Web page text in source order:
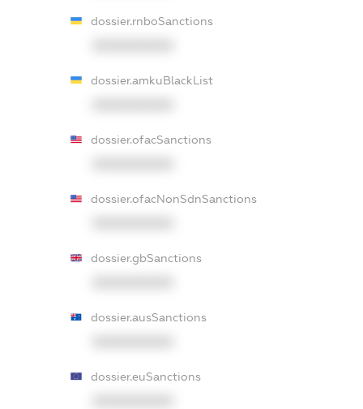
dossier.rnboSanctions
dossier.amkuBlackList
dossier.ofacSanctions
dossier.ofacNonSdnSanctions
dossier.gbSanctions
dossier.ausSanctions
dossier.euSanctions